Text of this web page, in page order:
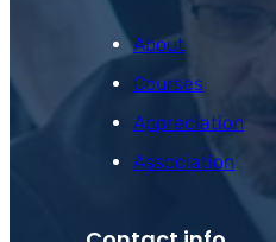
About
Courses
Appreciation
Association